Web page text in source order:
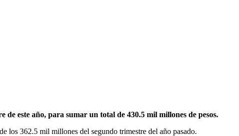
este año, para sumar un total de 430.5 mil millones de pesos.
los 362.5 mil millones del segundo trimestre del año pasado.